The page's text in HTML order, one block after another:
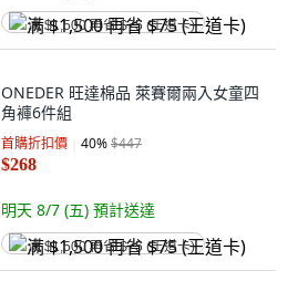
满 $1,500 再省 $75 (王道卡)
ONEDER 旺達棉品 萊賽爾兩入女童四
角褲6件組
首購折扣價 40%$447
$268
明天 8/7 (五) 預計送達
满 $1,500 再省 $75 (王道卡)